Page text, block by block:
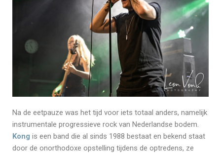
Na de eetpauze was het tijd voor iets totaal anders, namelijk
instrumentale progressieve rock van Nederlandse bodem.
Kong is een band die al sinds 1988 bestaat en bekend staat
door de onorthodoxe opstelling tijdens de optredens, ze